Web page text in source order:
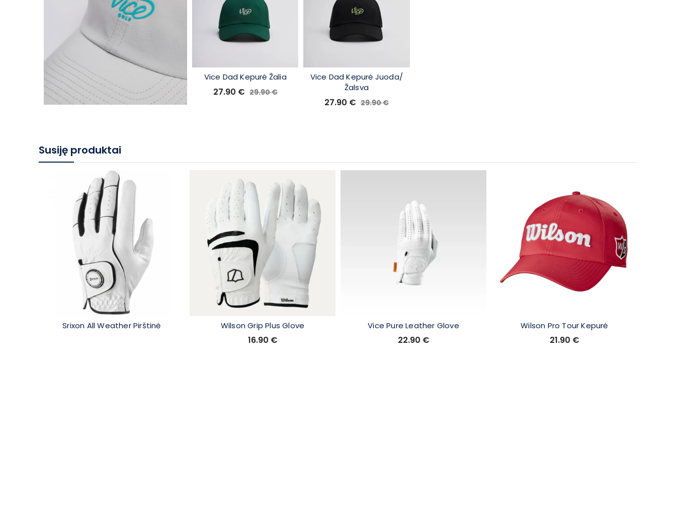
Vice Dad Kepurė Žalia
27.90 € 29.90€
Vice Dad Kepurė Juoda/
Žalsva
27.90 € 29.90€
Susiję produktai
Srixon All Weather Pirštinė Wilson Grip Plus Glove
16.90 €
Vice Pure Leather Glove
22.90 €
Wilson Pro Tour Kepurė
21.90 €